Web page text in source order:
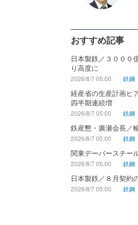
おすすめ記事
日本製鉄／３０００
り高度に
2026/8/7 05:00 鉄鋼
経産省の生産計画ヒ
四半期連続増
2026/8/7 05:00 鉄鋼
鉄産懇・廣瀬会長／
2026/8/7 05:00 鉄鋼
関東デーバースチー
2026/8/7 05:00 鉄鋼
日本製鉄／８月契約
2026/8/7 05:00 鉄鋼